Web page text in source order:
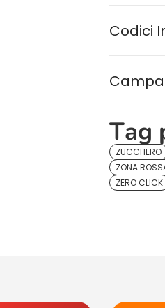
Codici
Tag
ZUCCHERO
ZONA
ZERO CLICK